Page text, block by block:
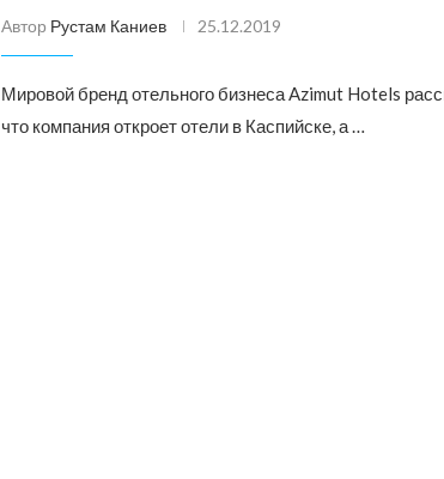
Автор Рустам Каниев 25.12.2019
Мировой бренд отельного бизнеса Azimut Hotels
что компания откроет отели в Каспийске, а …